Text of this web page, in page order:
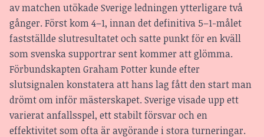
av matchen utökade Sverige ledningen ytterligare två
gånger. Först kom 4–1, innan det definitiva 5–1-målet
fastställde slutresultatet och satte punkt för en kväll
som svenska supportrar sent kommer att glömma.
Förbundskapten Graham Potter kunde efter
slutsignalen konstatera att hans lag fått den start man
drömt om inför mästerskapet. Sverige visade upp ett
varierat anfallsspel, ett stabilt försvar och en
effektivitet som ofta är avgörande i stora turneringar.